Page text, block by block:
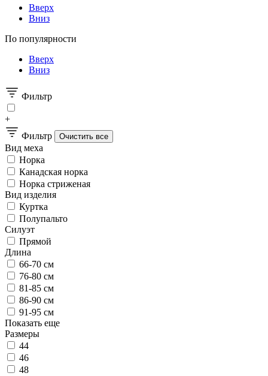
Вверх
Вниз
По популярности
Вверх
Вниз
Фильтр
+
Фильтр
Вид меха
Норка
Канадская норка
Норка стриженая
Вид изделия
Куртка
Полупальто
Силуэт
Прямой
Длина
66-70 см
76-80 см
81-85 см
86-90 см
91-95 см
Показать еще
Размеры
44
46
48